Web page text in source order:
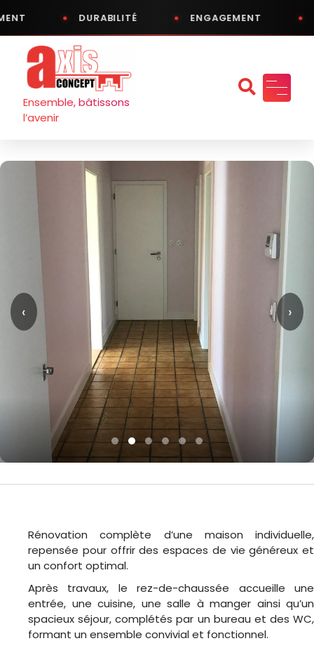
DURABILITÉ ENGAGEMENT
contenu
Ensemble, bâtissons
l’avenir
‹ ›
Rénovation complète d’une maison individuelle,
repensée pour offrir des espaces de vie généreux et
un confort optimal.
Après travaux, le rez-de-chaussée accueille une
entrée, une cuisine, une salle à manger ainsi qu’un
spacieux séjour, complétés par un bureau et des WC,
formant un ensemble convivial et fonctionnel.